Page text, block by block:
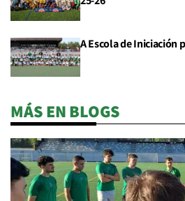
A Escola de Iniciación
MÁS EN BLOGS